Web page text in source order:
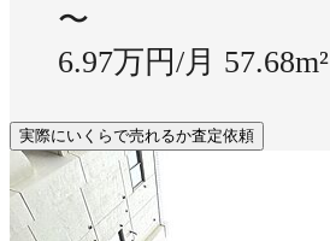
〜
6.97万円/月 57.68m²
実際にいくらで売れるか査定依頼